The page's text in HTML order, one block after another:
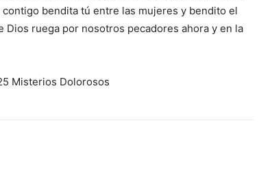
bendita tú entre las mujeres y bendito el
ruega por nosotros pecadores ahora y en la
Misterios Dolorosos